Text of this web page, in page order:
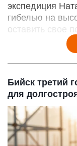
экспедиция
гибелью на
оставить свое
Бийск третий
для